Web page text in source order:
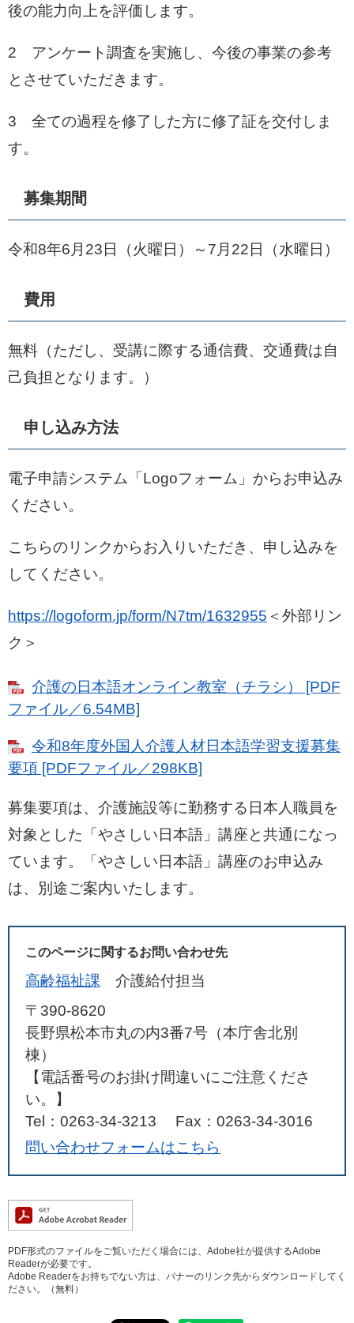
後の能力向上を評価します。
2 アンケート調査を実施し、今後の事業の参考
とさせていただきます。
3 全ての過程を修了した方に修了証を交付しま
す。
募集期間
令和8年6月23日（火曜日）～7月22日（水曜日）
費用
無料（ただし、受講に際する通信費、交通費は自
己負担となります。）
申し込み方法
電子申請システム「Logoフォーム」からお申込み
ください。
こちらのリンクからお入りいただき、申し込みを
してください。
https://logoform.jp/form/N7tm/1632955 ＜外部リン
ク＞
介護の日本語オンライン教室（チラシ） [PDF
ファイル／6.54MB]
令和8年度外国人介護人材日本語学習支援募集
要項 [PDFファイル／298KB]
募集要項は、介護施設等に勤務する日本人職員を
対象とした「やさしい日本語」講座と共通になっ
ています。「やさしい日本語」講座のお申込み
は、別途ご案内いたします。
このページに関するお問い合わせ先
高齢福祉課
介護給付担当
〒390-8620
長野県松本市丸の内3番7号（本庁舎北別
棟）
【電話番号のお掛け間違いにご注意くださ
い。】
Tel：0263-34-3213
Fax：0263-34-3016
問い合わせフォームはこちら
PDF形式のファイルをご覧いただく場合には、Adobe社が提供するAdobe
Readerが必要です。
Adobe Readerをお持ちでない方は、バナーのリンク先からダウンロードしてく
ださい。（無料）